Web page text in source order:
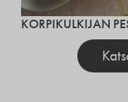
KORPIKULKIJAN